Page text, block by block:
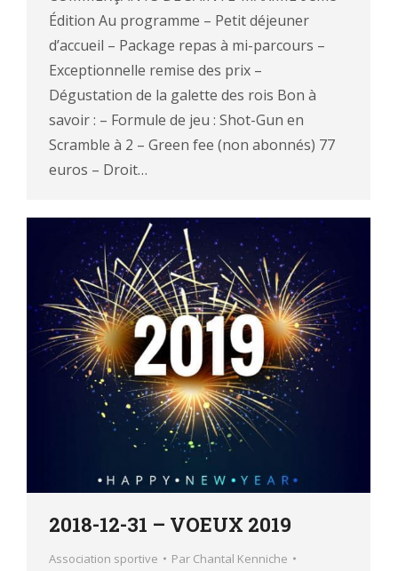
Édition Au programme – Petit déjeuner
d’accueil – Package repas à mi-parcours –
Exceptionnelle remise des prix –
Dégustation de la galette des rois Bon à
savoir : – Formule de jeu : Shot-Gun en
Scramble à 2 – Green fee (non abonnés) 77
euros – Droit…
2018-12-31 – VOEUX 2019
Association sportive Par Chantal Kenniche